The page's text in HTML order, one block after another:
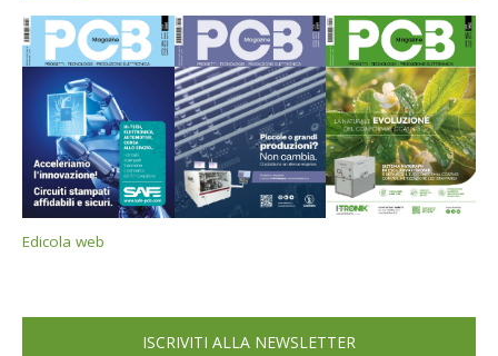
Edicola web
ISCRIVITI ALLA NEWSLETTER